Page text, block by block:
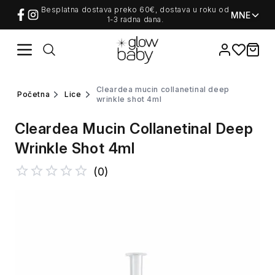
Besplatna dostava preko 60€, dostava u roku od
1-3 radna dana.
MNE
Favorites
items
početna lice
cleardea mucin collanetinal deep
wrinkle shot 4ml
Cleardea Mucin Collanetinal Deep
Wrinkle Shot 4ml
(0)